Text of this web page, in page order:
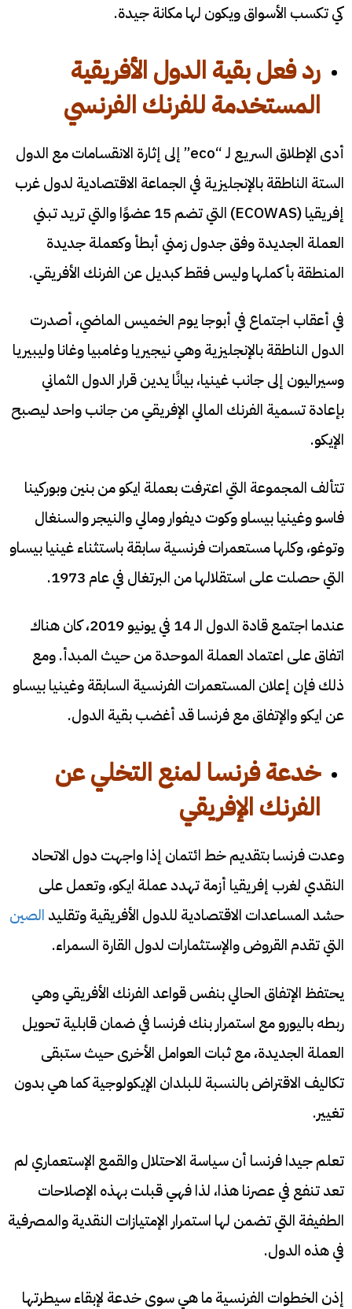
كي تكسب الأسواق ويكون لها مكانة جيدة.
رد فعل بقية الدول الأفريقية
المستخدمة للفرنك الفرنسي
أدى الإطلاق السريع لـ “eco” إلى إثارة الانقسامات مع الدول
الستة الناطقة بالإنجليزية في الجماعة الاقتصادية لدول غرب
إفريقيا (ECOWAS) التي تضم 15 عضوًا والتي تريد تبني
العملة الجديدة وفق جدول زمني أبطأ وكعملة جديدة
المنطقة بأكملها وليس فقط كبديل عن الفرنك الأفريقي.
في أعقاب اجتماع في أبوجا يوم الخميس الماضي، أصدرت
الدول الناطقة بالإنجليزية وهي نيجيريا وغامبيا وغانا وليبيريا
وسيراليون إلى جانب غينيا، بيانًا يدين قرار الدول الثماني
بإعادة تسمية الفرنك المالي الإفريقي من جانب واحد ليصبح
الإيكو.
تتألف المجموعة التي اعترفت بعملة ايكو من بنين وبوركينا
فاسو وغينيا بيساو وكوت ديفوار ومالي والنيجر والسنغال
وتوغو، وكلها مستعمرات فرنسية سابقة باستثناء غينيا بيساو
التي حصلت على استقلالها من البرتغال في عام 1973.
عندما اجتمع قادة الدول الـ 14 في يونيو 2019، كان هناك
اتفاق على اعتماد العملة الموحدة من حيث المبدأ. ومع
ذلك فإن إعلان المستعمرات الفرنسية السابقة وغينيا بيساو
عن ايكو والإتفاق مع فرنسا قد أغضب بقية الدول.
خدعة فرنسا لمنع التخلي عن
الفرنك الإفريقي
وعدت فرنسا بتقديم خط ائتمان إذا واجهت دول الاتحاد
النقدي لغرب إفريقيا أزمة تهدد عملة ايكو، وتعمل على
حشد المساعدات الاقتصادية للدول الأفريقية وتقليد الصين
التي تقدم القروض والإستثمارات لدول القارة السمراء.
يحتفظ الإتفاق الحالي بنفس قواعد الفرنك الأفريقي وهي
ربطه باليورو مع استمرار بنك فرنسا في ضمان قابلية تحويل
العملة الجديدة، مع ثبات العوامل الأخرى حيث ستبقى
تكاليف الاقتراض بالنسبة للبلدان الإيكولوجية كما هي بدون
تغيير.
تعلم جيدا فرنسا أن سياسة الاحتلال والقمع الإستعماري لم
تعد تنفع في عصرنا هذا، لذا فهي قبلت بهذه الإصلاحات
الطفيفة التي تضمن لها استمرار الإمتيازات النقدية والمصرفية
في هذه الدول.
إذن الخطوات الفرنسية ما هي سوى خدعة لإبقاء سيطرتها